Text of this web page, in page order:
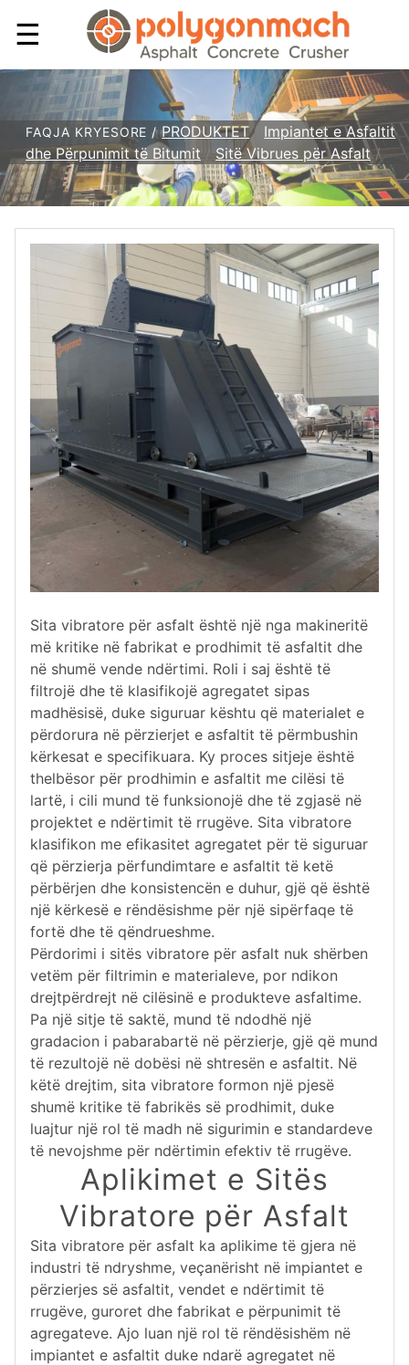
☰
FAQJA KRYESORE /PRODUKTET/ Impiantet e Asfaltit
dhe Përpunimit të Bitumit /Sitë Vibrues për Asfalt/
Sita vibratore për asfalt është një nga makineritë
më kritike në fabrikat e prodhimit të asfaltit dhe
në shumë vende ndërtimi. Roli i saj është të
filtrojë dhe të klasifikojë agregatet sipas
madhësisë, duke siguruar kështu që materialet e
përdorura në përzierjet e asfaltit të përmbushin
kërkesat e specifikuara. Ky proces sitjeje është
thelbësor për prodhimin e asfaltit me cilësi të
lartë, i cili mund të funksionojë dhe të zgjasë në
projektet e ndërtimit të rrugëve. Sita vibratore
klasifikon me efikasitet agregatet për të siguruar
që përzierja përfundimtare e asfaltit të ketë
përbërjen dhe konsistencën e duhur, gjë që është
një kërkesë e rëndësishme për një sipërfaqe të
fortë dhe të qëndrueshme.
Përdorimi i sitës vibratore për asfalt nuk shërben
vetëm për filtrimin e materialeve, por ndikon
drejtpërdrejt në cilësinë e produkteve asfaltime.
Pa një sitje të saktë, mund të ndodhë një
gradacion i pabarabartë në përzierje, gjë që mund
të rezultojë në dobësi në shtresën e asfaltit. Në
këtë drejtim, sita vibratore formon një pjesë
shumë kritike të fabrikës së prodhimit, duke
luajtur një rol të madh në sigurimin e standardeve
të nevojshme për ndërtimin efektiv të rrugëve.
Aplikimet e Sitës
Vibratore për Asfalt
Sita vibratore për asfalt ka aplikime të gjera në
industri të ndryshme, veçanërisht në impiantet e
përzierjes së asfaltit, vendet e ndërtimit të
rrugëve, guroret dhe fabrikat e përpunimit të
agregateve. Ajo luan një rol të rëndësishëm në
impiantet e asfaltit duke ndarë agregatet në